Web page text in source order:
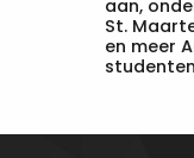
aan,
St.
en meer